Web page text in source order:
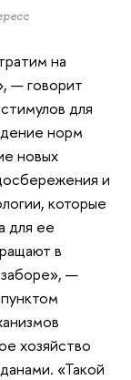
на
— говорит
для
норм
новых
и
которые
для ее
в
—
хозяйство
«Такой